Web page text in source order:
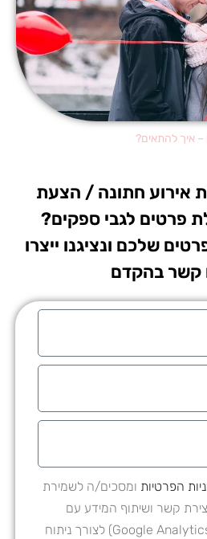
– איך להתאים?
אירוע חתונה / הצעת
פרטים לגבי ספקים?
שלכם ונציגנו ייצרו
קשר בהקדם
הפרטיות ומסכים/ה לשמירת
קשר ושיתוף המידע עם
שירותי צד שלישי (כגון Google Analytics) לצורך ניתוח